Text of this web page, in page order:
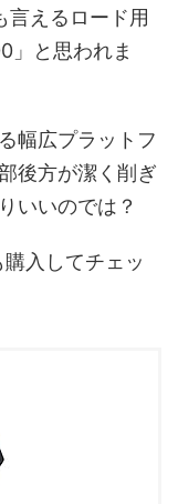
言えるロード用
」と思われま
幅広プラットフ
後方が潔く削ぎ
いいのでは？
入してチェッ